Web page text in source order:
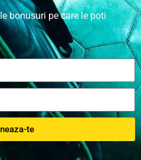
bonusuri pe care le poti
te